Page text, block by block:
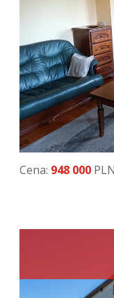
Cena: 948 000 PLN